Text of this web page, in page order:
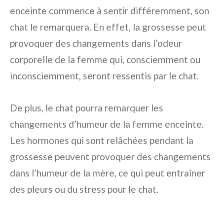
enceinte commence à sentir différemment, son
chat le remarquera. En effet, la grossesse peut
provoquer des changements dans l’odeur
corporelle de la femme qui, consciemment ou
inconsciemment, seront ressentis par le chat.
De plus, le chat pourra remarquer les
changements d’humeur de la femme enceinte.
Les hormones qui sont relâchées pendant la
grossesse peuvent provoquer des changements
dans l’humeur de la mère, ce qui peut entraîner
des pleurs ou du stress pour le chat.